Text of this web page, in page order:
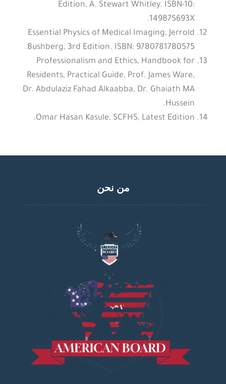
Edition, A. Stewart Whitley. ISBN-10:
149875693X.
Essential Physics of Medical Imaging, Jerrold
Bushberg, 3rd Edition. ISBN: 9780781780575.
Professionalism and Ethics, Handbook for
Residents, Practical Guide, Prof. James Ware,
Dr. Abdulaziz Fahad Alkaabba, Dr. Ghaiath MA
Hussein.
Omar Hasan Kasule, SCFHS, Latest Edition.
من نحن